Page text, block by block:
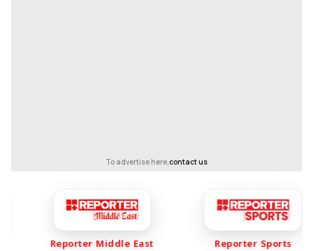
To advertise here, contact us
Reporter Middle East Reporter Sports